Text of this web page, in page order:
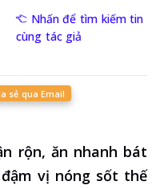
Nhấn để tìm kiếm tin
cùng tác giả
sẻ qua Email
rộn, ăn nhanh bát
vị nóng sốt thế